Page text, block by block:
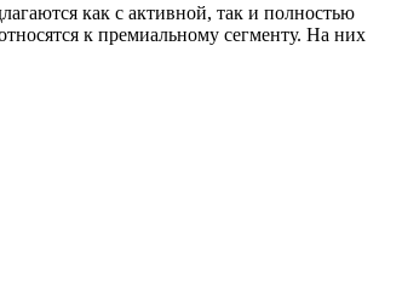
как с активной, так и полностью
к премиальному сегменту. На них